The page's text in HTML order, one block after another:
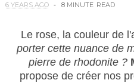
6 YEARS AGO 8 MINUTE READ
Le rose, la couleur de
porter cette nuance de
pierre de rhodonite ?
propose de créer nos